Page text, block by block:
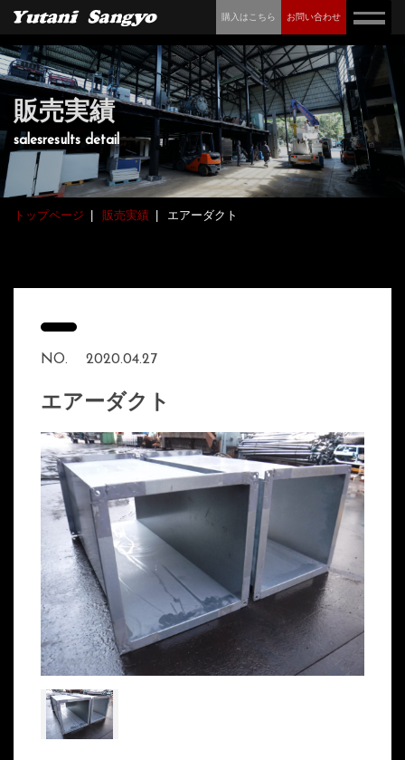
購入はこちら お問い合わせ
販売実績
salesresults detail
トップページ 販売実績 エアーダクト
NO. 2020.04.27
エアーダクト